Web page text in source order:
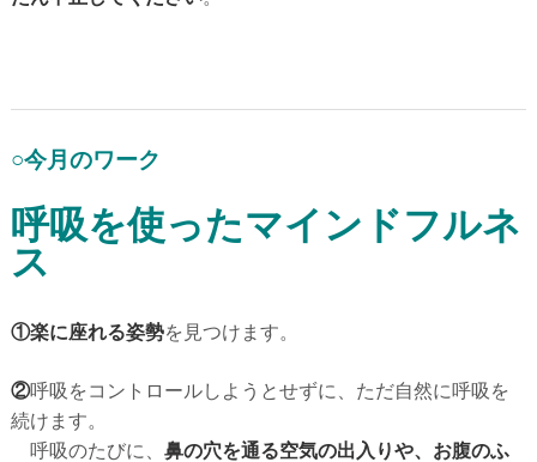
○今月のワーク
呼吸を使ったマインドフルネ
ス
①楽に座れる姿勢を見つけます。
②呼吸をコントロールしようとせずに、ただ自然に呼吸を
続けます。
呼吸のたびに、 鼻の穴を通る空気の出入りや、お腹のふ